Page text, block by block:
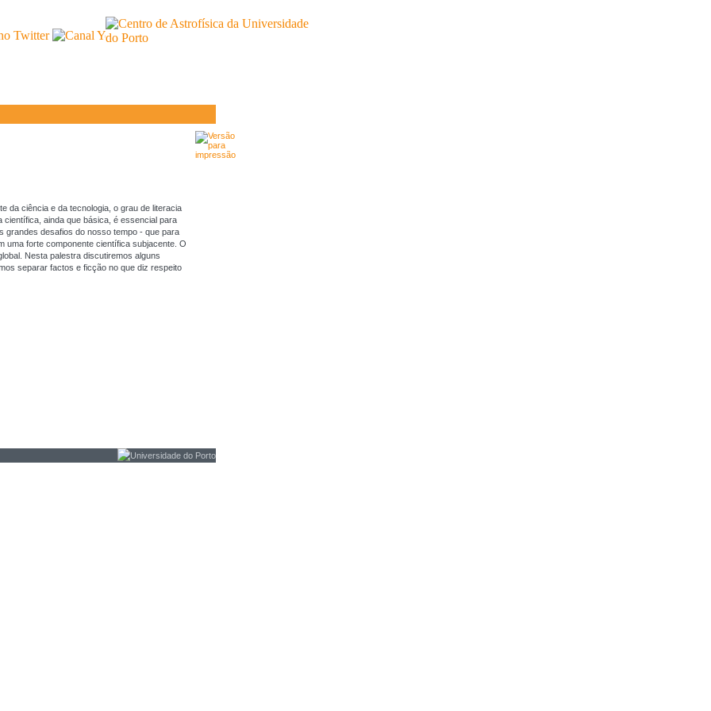
da ciência e da tecnologia, o grau de literacia
científica, ainda que básica, é essencial para
grandes desafios do nosso tempo - que para
uma forte componente científica subjacente. O
Nesta palestra discutiremos alguns
separar factos e ficção no que diz respeito